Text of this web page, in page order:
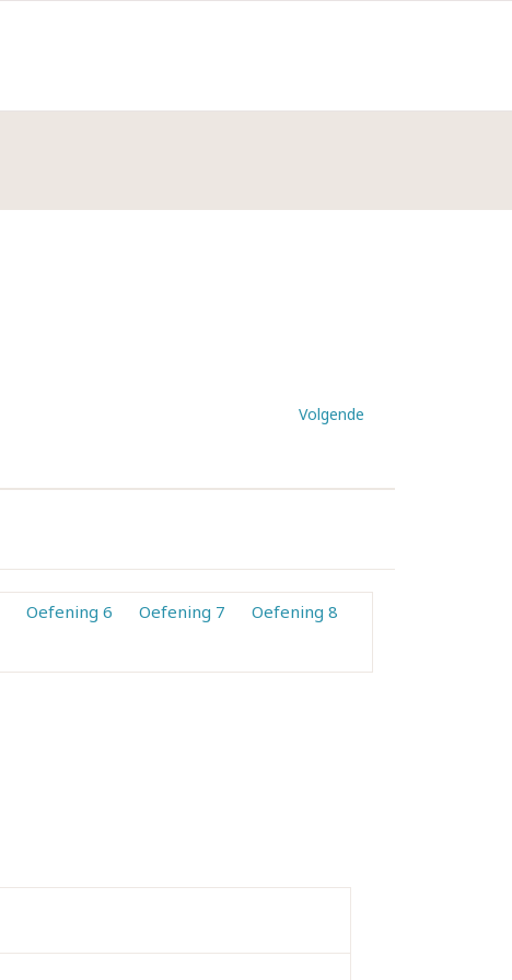
Volgende
Oefening 6 Oefening 7
Oefening 8